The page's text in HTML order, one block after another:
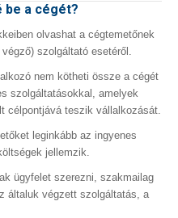
be a cégét?
olvashat a cégtemetőnek
szolgáltató esetéről.
nem kötheti össze a cégét
szolgáltatásokkal, amelyek
célpontjává teszik vállalkozását.
leginkább az ingyenes
jellemzik.
ügyfelet szerezni, szakmailag
általuk végzett szolgáltatás, a